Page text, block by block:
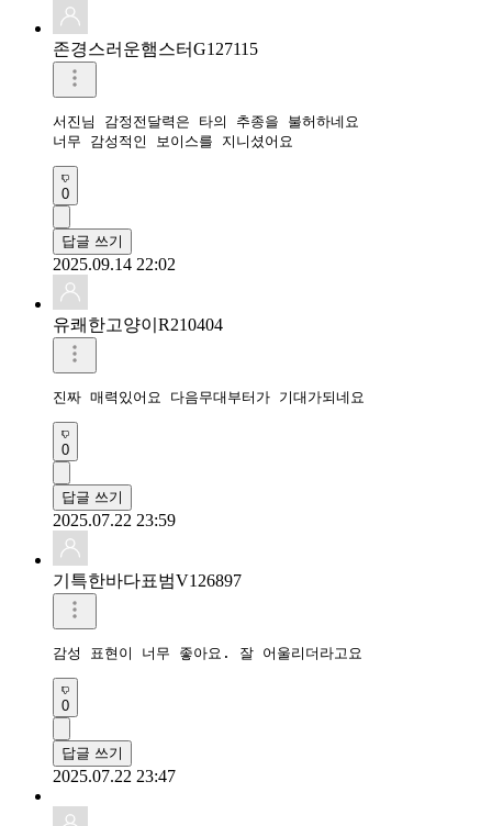
존경스러운햄스터G127115
서진님 감정전달력은 타의 추종을 불허하네요
너무 감성적인 보이스를 지니셨어요
0
답글 쓰기
2025.09.14 22:02
유쾌한고양이R210404
진짜 매력있어요 다음무대부터가 기대가되네요
0
답글 쓰기
2025.07.22 23:59
기특한바다표범V126897
감성 표현이 너무 좋아요. 잘 어울리더라고요
0
답글 쓰기
2025.07.22 23:47